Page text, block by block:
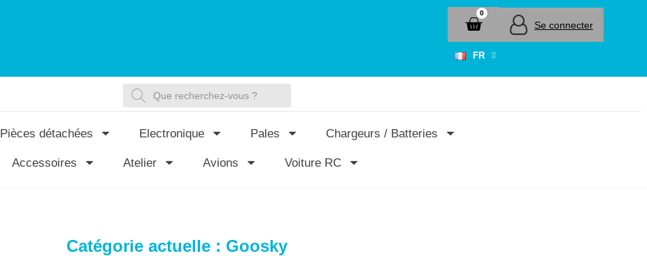
Se connecter
FR
Pièces détachées Electronique Pales Chargeurs / Batteries
Accessoires Atelier Avions Voiture RC
Catégorie actuelle : Goosky